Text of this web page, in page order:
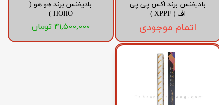
بادیفنس برند اکس پی پی
اف ( XPPF )
اتمام موجودی
بادیفنس برند هو هو (
HOHO )
۴۱,۵۰۰,۰۰۰ تومان